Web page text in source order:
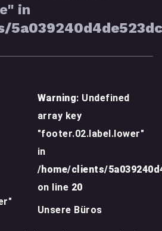
in
Warning: Undefined
array key
"footer.02.label.lower"
in
/home/clients/
on line 20
Unsere Büros